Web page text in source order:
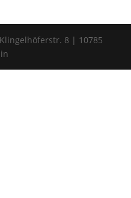
8 | 10785